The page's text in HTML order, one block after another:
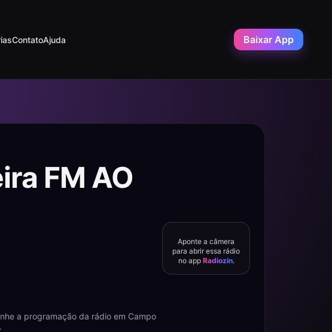
ContatoAjuda Baixar App
FM AO
a programação da rádio em Campo
Aponte a câmera
para abrir essa rádio
no app Radiozin.